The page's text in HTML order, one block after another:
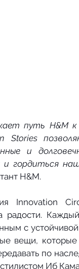
путь H&M к
Stories
и
и гордиться
H&M.
Innovation
радости.
с
вещи,
по
Иб